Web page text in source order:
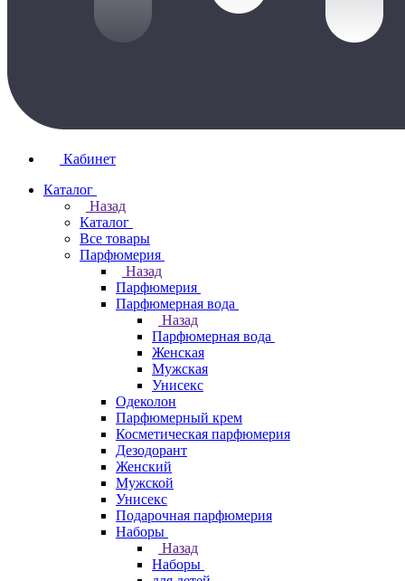
Кабинет
Каталог
Назад
Каталог
Все товары
Парфюмерия
Назад
Парфюмерия
Парфюмерная вода
Назад
Парфюмерная вода
Женская
Мужская
Унисекс
Одеколон
Парфюмерный крем
Косметическая парфюмерия
Дезодорант
Женский
Мужской
Унисекс
Подарочная парфюмерия
Наборы
Назад
Наборы